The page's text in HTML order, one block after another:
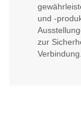
und -
zur